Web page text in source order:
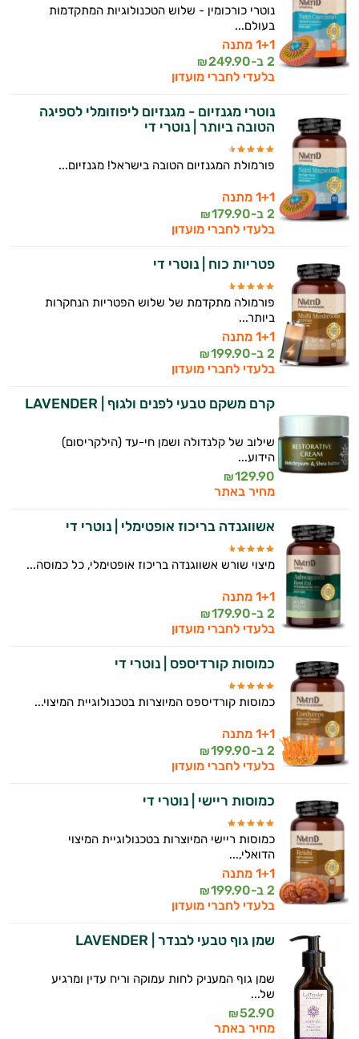
נוטרי כורכומין - שלוש הטכנולוגיות המתקדמות
בעולם...
1+1 מתנה
2 ב-
249.90
₪
בלעדי לחברי מועדון
נוטרי מגנזיום - מגנזיום ליפוזומלי לספיגה
הטובה ביותר | נוטרי די
פורמולת המגנזיום הטובה בישראל! מגנזיום...
1+1 מתנה
2 ב-
179.90
₪
בלעדי לחברי מועדון
פטריות כוח | נוטרי די
פורמולה מתקדמת של שלוש הפטריות הנחקרות
ביותר...
1+1 מתנה
2 ב-
199.90
₪
בלעדי לחברי מועדון
קרם משקם טבעי לפנים ולגוף | LAVENDER
שילוב של קלנדולה ושמן חי-עד (הילקריסום)
הידוע...
129.90
₪
מחיר באתר
אשווגנדה בריכוז אופטימלי | נוטרי די
מיצוי שורש אשווגנדה בריכוז אופטימלי, כל כמוסה...
1+1 מתנה
2 ב-
179.90
₪
בלעדי לחברי מועדון
כמוסות קורדיספס | נוטרי די
כמוסות קורדיספס המיוצרות בטכנולוגיית המיצוי...
1+1 מתנה
2 ב-
199.90
₪
בלעדי לחברי מועדון
כמוסות ריישי | נוטרי די
כמוסות ריישי המיוצרות בטכנולוגיית המיצוי
הדואלי,...
1+1 מתנה
2 ב-
199.90
₪
בלעדי לחברי מועדון
שמן גוף טבעי לבנדר | LAVENDER
שמן גוף המעניק לחות עמוקה וריח עדין ומרגיע
של...
52.90
₪
מחיר באתר